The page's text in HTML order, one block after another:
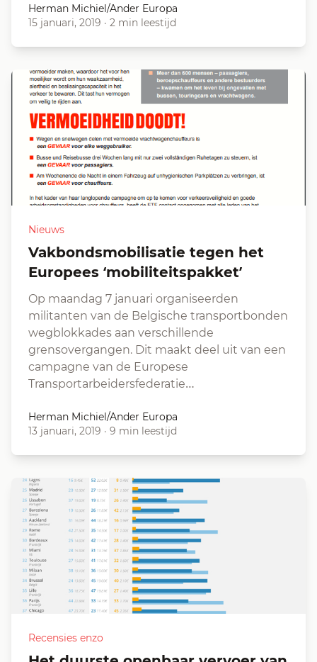
Herman Michiel/Ander Europa
15 januari, 2019 · 2 min leestijd
Nieuws
Vakbondsmobilisatie tegen het
Europees ‘mobiliteitspakket’
Op maandag 7 januari organiseerden
militanten van de Belgische transportbonden
wegblokkades aan verschillende
grensovergangen. Dit maakt deel uit van een
campagne van de Europese
Transportarbeidersfederatie…
Herman Michiel/Ander Europa
13 januari, 2019 · 9 min leestijd
Recensies enzo